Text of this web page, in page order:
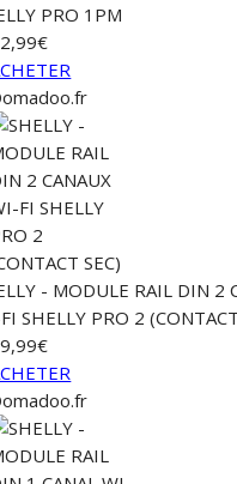
PRO 1PM
- MODULE RAIL DIN 2
SHELLY PRO 2